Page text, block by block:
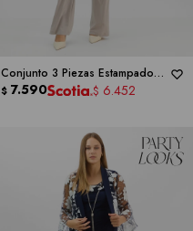
Conjunto 3 Piezas Estampado
Lurex -RM RICHARDS
$ 7.590 $ 6.452